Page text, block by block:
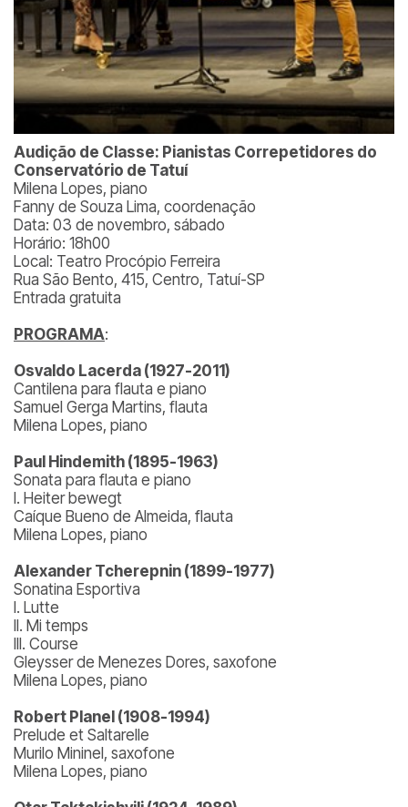
Audição de Classe: Pianistas Correpetidores do
Conservatório de Tatuí
Milena Lopes, piano
Fanny de Souza Lima, coordenação
Data: 03 de novembro, sábado
Horário: 18h00
Local: Teatro Procópio Ferreira
Rua São Bento, 415, Centro, Tatuí-SP
Entrada gratuita
PROGRAMA:
Osvaldo Lacerda (1927-2011)
Cantilena para flauta e piano
Samuel Gerga Martins, flauta
Milena Lopes, piano
Paul Hindemith (1895-1963)
Sonata para flauta e piano
I. Heiter bewegt
Caíque Bueno de Almeida, flauta
Milena Lopes, piano
Alexander Tcherepnin (1899-1977)
Sonatina Esportiva
I. Lutte
II. Mi temps
III. Course
Gleysser de Menezes Dores, saxofone
Milena Lopes, piano
Robert Planel (1908-1994)
Prelude et Saltarelle
Murilo Mininel, saxofone
Milena Lopes, piano